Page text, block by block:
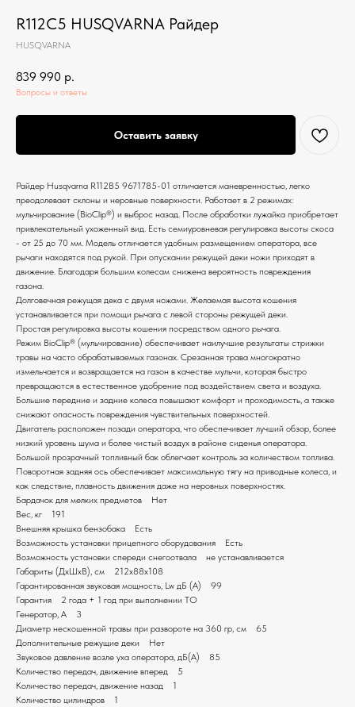
R112C5 HUSQVARNA Райдер
HUSQVARNA
839 990 р.
Вопросы и ответы
Оставить заявку
Райдер Husqvarna R112B5 9671785-01 отличается маневренностью, легко
преодолевает склоны и неровные поверхности. Работает в 2 режимах:
мульчирование (BioClip®) и выброс назад. После обработки лужайка приобретает
привлекательный ухоженный вид. Есть семиуровневая регулировка высоты скоса
- от 25 до 70 мм. Модель отличается удобным размещением оператора, все
рычаги находятся под рукой. При опускании режущей деки ножи приходят в
движение. Благодаря большим колесам снижена вероятность повреждения
газона.
Долговечная режущая дека с двумя ножами. Желаемая высота кошения
устанавливается при помощи рычага с левой стороны режущей деки.
Простая регулировка высоты кошения посредством одного рычага.
Режим BioClip® (мульчирование) обеспечивает наилучшие результаты стрижки
травы на часто обрабатываемых газонах. Срезанная трава многократно
измельчается и возвращается на газон в качестве мульчи, которая быстро
превращаются в естественное удобрение под воздействием света и воздуха.
Большие передние и задние колеса повышают комфорт и проходимость, а также
снижают опасность повреждения чувствительных поверхностей.
Двигатель расположен позади оператора, что обеспечивает лучший обзор, более
низкий уровень шума и более чистый воздух в районе сиденья оператора.
Большой прозрачный топливный бак облегчает контроль за количеством топлива.
Поворотная задняя ось обеспечивает максимальную тягу на приводные колеса, и
как следствие, плавность движения даже на неровных поверхностях.
Бардачок для мелких предметов Нет
Вес, кг 191
Внешняя крышка бензобака Есть
Возможность установки прицепного оборудования Есть
Возможность установки спереди снегоотвала не устанавливается
Габариты (ДxШxВ), см 212x88x108
Гарантированная звуковая мощность, Lw дБ (А) 99
Гарантия 2 года + 1 год при выполнении ТО
Генератор, А 3
Диаметр нескошенной травы при развороте на 360 гр, см 65
Дополнительные режущие деки Нет
Звуковое давление возле уха оператора, дБ(А) 85
Количество передач, движение вперед 5
Количество передач, движение назад 1
Количество цилиндров 1